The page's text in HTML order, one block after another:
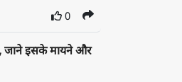
0
जाने इसके मायने और